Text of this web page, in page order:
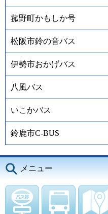
菰野町かもしか号
松阪市鈴の音バス
伊勢市おかげバス
八風バス
いこかバス
鈴鹿市C-BUS
メニュー